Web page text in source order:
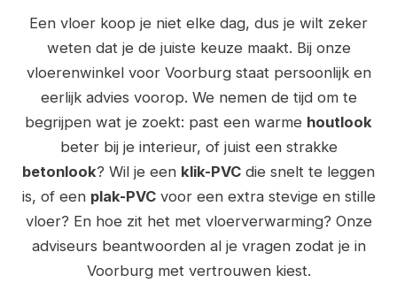
Een vloer koop je niet elke dag, dus je wilt zeker
weten dat je de juiste keuze maakt. Bij onze
vloerenwinkel voor Voorburg staat persoonlijk en
eerlijk advies voorop. We nemen de tijd om te
begrijpen wat je zoekt: past een warme houtlook
beter bij je interieur, of juist een strakke
betonlook? Wil je een klik-PVC die snelt te leggen
is, of een plak-PVCvoor een extra stevige en stille
vloer? En hoe zit het met vloerverwarming? Onze
adviseurs beantwoorden al je vragen zodat je in
Voorburg met vertrouwen kiest.